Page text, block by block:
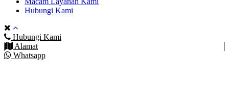
Hubungi Kami
Hubungi Kami
Alamat
Whatsapp